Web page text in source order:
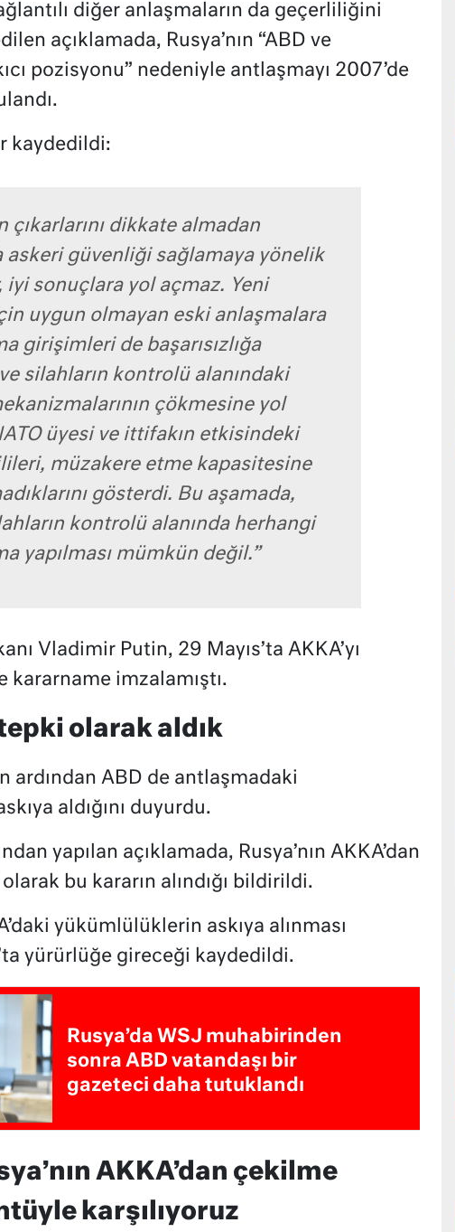
diğer anlaşmaların da geçerliliğini
açıklamada, Rusya’nın “ABD ve
pozisyonu” nedeniyle antlaşmayı 2007’de
kaydedildi:
çıkarlarını dikkate almadan
askeri güvenliği sağlamaya yönelik
iyi sonuçlara yol açmaz. Yeni
uygun olmayan eski anlaşmalara
girişimleri de başarısızlığa
silahların kontrolü alanındaki
çökmesine yol
üyesi ve ittifakın etkisindeki
müzakere etme kapasitesine
gösterdi. Bu aşamada,
kontrolü alanında herhangi
yapılması mümkün değil.”
Vladimir Putin, 29 Mayıs’ta AKKA’yı
kararname imzalamıştı.
olarak aldık
ardından ABD de antlaşmadaki
aldığını duyurdu.
yapılan açıklamada, Rusya’nın AKKA’dan
bu kararın alındığı bildirildi.
yükümlülüklerin askıya alınması
yürürlüğe gireceği kaydedildi.
Rusya’da WSJ muhabirinden
sonra ABD vatandaşı bir
gazeteci daha tutuklandı
AKKA’dan çekilme
karşılıyoruz